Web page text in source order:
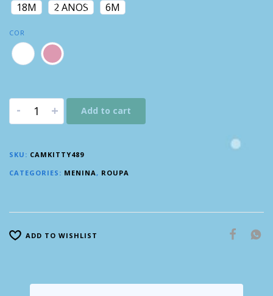
18M 2 ANOS 6M
COR
- + Add to cart
SKU: CAMKITTY489
CATEGORIES: MENINA, ROUPA
ADD TO WISHLIST